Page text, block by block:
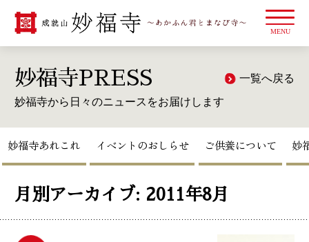
妙福寺あれこれ イベントのおしらせ ご供養について 妙
月別アーカイブ: 2011年8月